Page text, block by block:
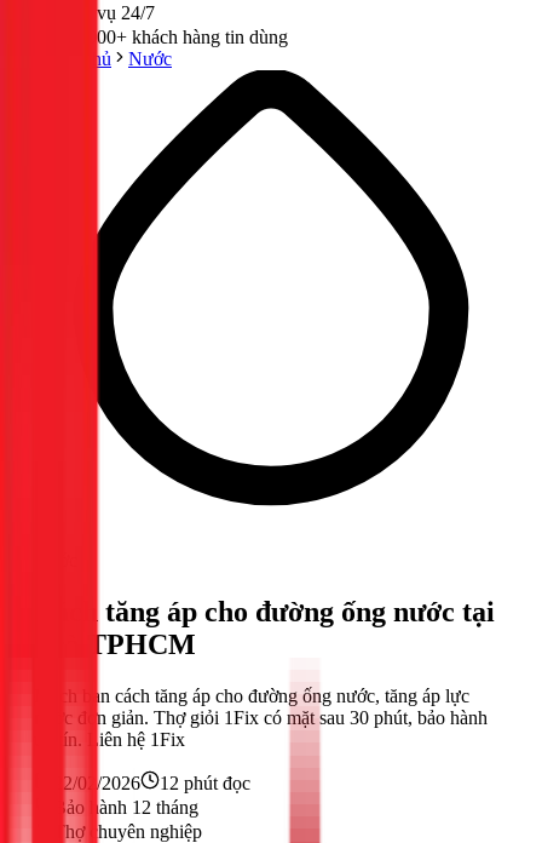
Phục vụ 24/7
300,000+ khách hàng tin dùng
Trang chủ
Nước
Cách tăng áp cho đường ống nước tại
nhà TPHCM
Mách bạn cách tăng áp cho đường ống nước, tăng áp lực
nước đơn giản. Thợ giỏi 1Fix có mặt sau 30 phút, bảo hành
uy tín. Liên hệ 1Fix
22/02/2026 12 phút đọc
Bảo hành 12 tháng
Thợ chuyên nghiệp